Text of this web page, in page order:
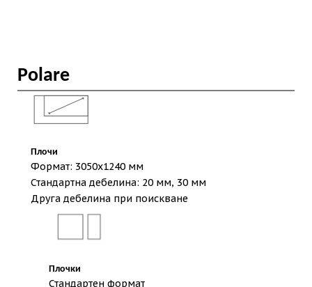
Polare
Плочи
Формат: 3050х1240 мм
Стандартна дебелина: 20 мм, 30 мм
Друга дебелина при поискване
Плочки
Стандартен формат